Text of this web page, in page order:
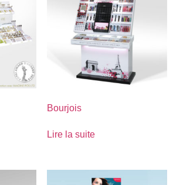
Bourjois
Lire la suite